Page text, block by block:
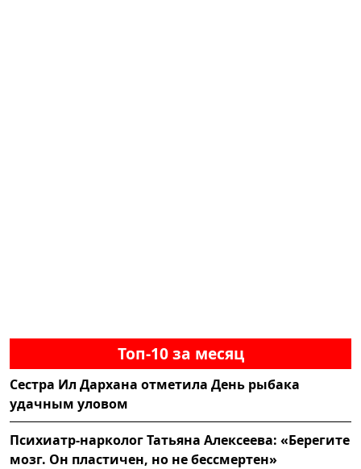
Топ-10 за месяц
Сестра Ил Дархана отметила День рыбака
удачным уловом
Психиатр-нарколог Татьяна Алексеева: «Берегите
мозг. Он пластичен, но не бессмертен»